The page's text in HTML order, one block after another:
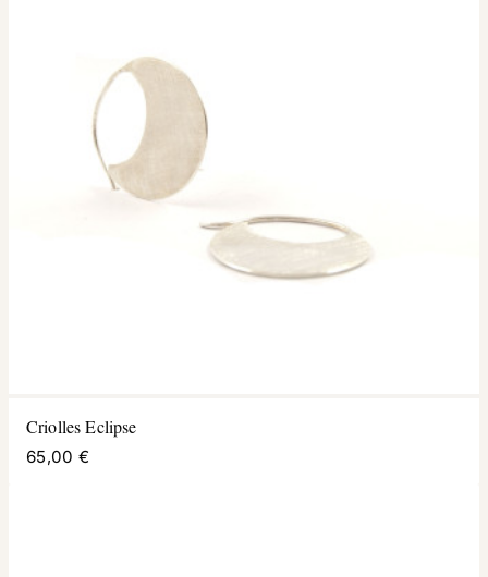
Criolles Eclipse
65,00 €